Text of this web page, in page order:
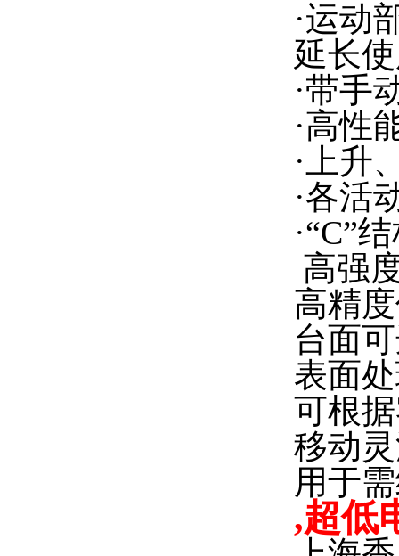
·运动
延长
·带手
·高性
·上升
·各活
·“C”
高强
高精
台面
表面
可根
移动
用于
,超低